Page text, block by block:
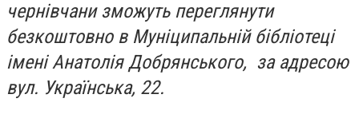
чернівчани зможуть переглянути
безкоштовно в Муніципальній бібліотеці
імені Анатолія Добрянського, за адресою
вул. Українська, 22.